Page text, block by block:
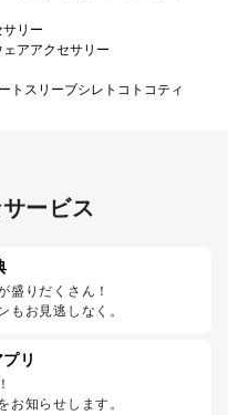
サリー
ェアアクセサリー
トスリーブシレトコトコティ
ービス
盛りだくさん！
もお見逃しなく。
リ
お知らせします。